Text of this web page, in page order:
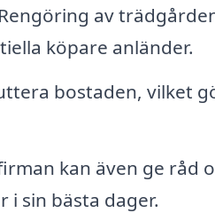
Rengöring av
köpare anländer.
bostaden, vilket
kan även ge råd
i sin bästa dager.